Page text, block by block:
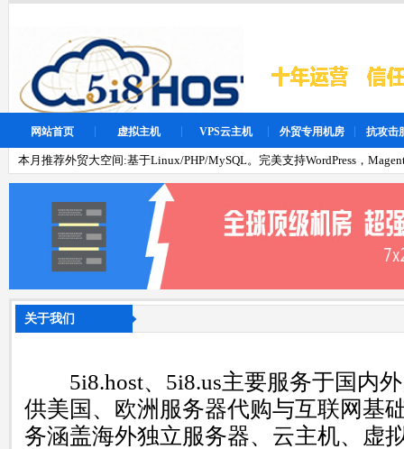
网站首页 虚拟主机 VPS云主机 外贸专用机房 抗攻击
本月推荐外贸大空间:基于Linux/PHP/MySQL。完美支持WordPress，
关于我们
5i8.host、5i8.us主要服务于国内外
供美国、欧洲服务器代购与互联网基
务涵盖海外独立服务器、云主机、虚